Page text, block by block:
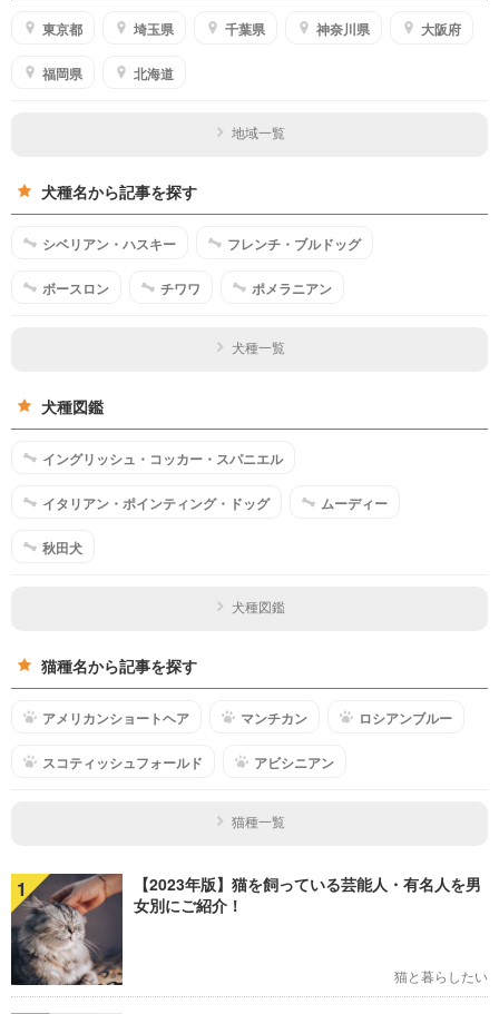
東京都 埼玉県 千葉県 神奈川県 大阪府
福岡県 北海道
地域一覧
犬種名から記事を探す
シベリアン・ハスキー フレンチ・ブルドッグ
ボースロン チワワ ポメラニアン
犬種一覧
犬種図鑑
イングリッシュ・コッカー・スパニエル
イタリアン・ポインティング・ドッグ ムーディー
秋田犬
犬種図鑑
猫種名から記事を探す
アメリカンショートヘア マンチカン ロシアンブルー
スコティッシュフォールド アビシニアン
猫種一覧
1
【2023年版】猫を飼っている芸能人・有名人を男
女別にご紹介！
猫と暮らしたい